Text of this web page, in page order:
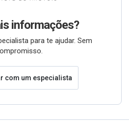
informações?
para te ajudar. Sem
com um especialista